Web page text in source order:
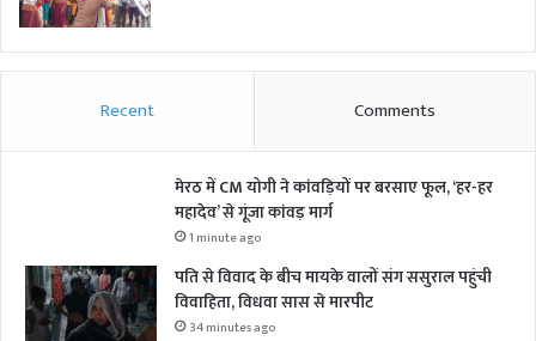
Recent Comments
मेरठ में CM योगी ने कांवड़ियों पर बरसाए फूल, ‘हर-हर
महादेव’ से गूंजा कांवड़ मार्ग
1 minute ago
पति से विवाद के बीच मायके वालों संग ससुराल पहुंची
विवाहिता, विधवा सास से मारपीट
34 minutes ago